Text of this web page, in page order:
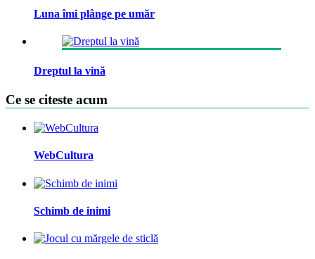
Luna îmi plânge pe umăr
Dreptul la vină
Ce se citeste acum
WebCultura
Schimb de inimi